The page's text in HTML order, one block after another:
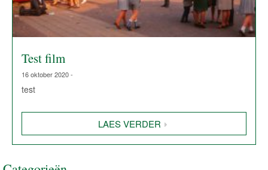
Test film
16 oktober 2020 -
test
LAES VERDER